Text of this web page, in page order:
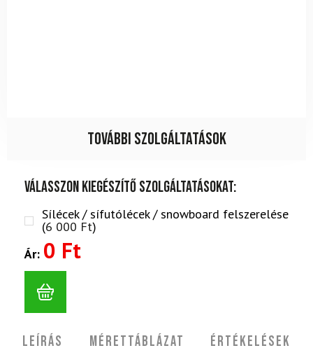
További szolgáltatások
Válasszon kiegészítő szolgáltatásokat:
Sílécek / sífutólécek / snowboard felszerelése
(6 000 Ft)
Ár: 0 Ft
Leírás Mérettáblázat
Értékelések